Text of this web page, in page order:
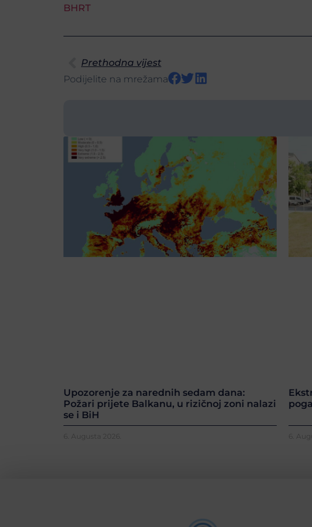
BHRT
Prethodna vijest
Podijelite na mrežama
Upozorenje za narednih sedam dana:
Požari prijete Balkanu, u rizičnoj zoni nalazi
se i BiH
6. Augusta 2026. 6.